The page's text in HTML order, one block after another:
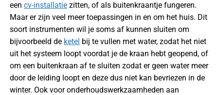
een cv-installatie zitten, of als buitenkraantje fungeren.
Maar er zijn veel meer toepassingen in en om het huis. Dit
soort instrumenten wil je soms af kunnen sluiten om
bijvoorbeeld de ketel bij te vullen met water, zodat het niet
uit het systeem loopt voordat je de kraan hebt geopend, of
om een buitenkraan af te sluiten zodat er geen water meer
door de leiding loopt en deze dus niet kan bevriezen in de
winter. Ook voor onderhoudswerkzaamheden aan